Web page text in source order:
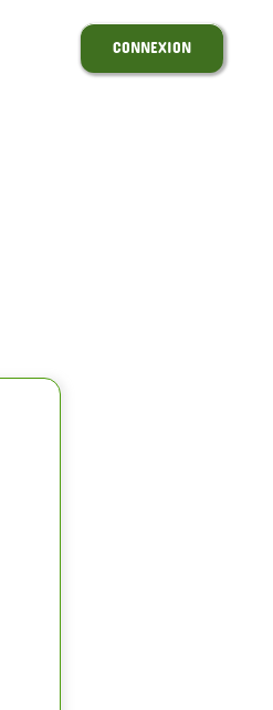
CONNEXION